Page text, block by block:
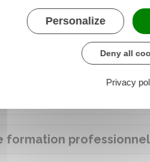
à temps complet, elle
ou partie du montant des
formation
Personalize
Deny all
Privacy